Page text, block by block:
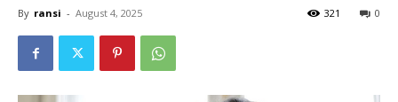
By ransi - August 4, 2025 0
321